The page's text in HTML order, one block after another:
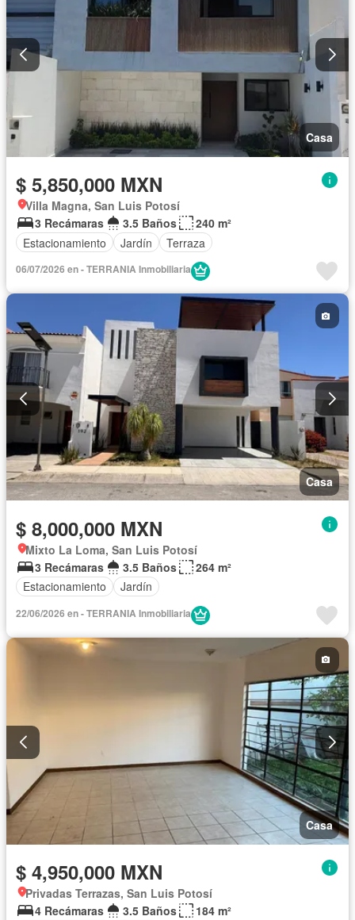
Casa
$ 5,850,000 MXN
Villa Magna, San Luis Potosí
3 Recámaras
3.5 Baños
240 m²
Estacionamiento
Jardín Terraza
06/07/2026 en - TERRANIA Inmobiliaria
Casa
$ 8,000,000 MXN
Mixto La Loma, San Luis Potosí
3 Recámaras
3.5 Baños
264 m²
Estacionamiento
Jardín
22/06/2026 en - TERRANIA Inmobiliaria
Casa
$ 4,950,000 MXN
Privadas Terrazas, San Luis Potosí
4 Recámaras
3.5 Baños
184 m²